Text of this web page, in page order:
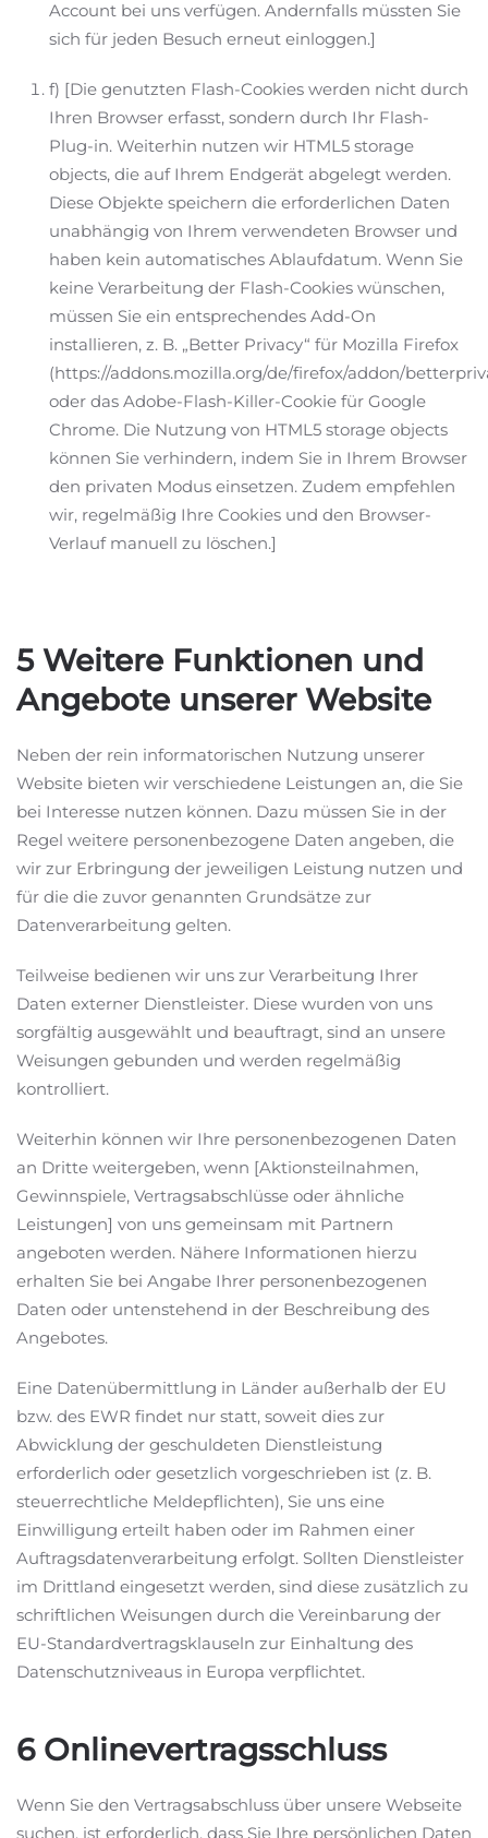
Account bei uns verfügen. Andernfalls müssten Sie
sich für jeden Besuch erneut einloggen.]
f) [Die genutzten Flash-Cookies werden nicht durch
Ihren Browser erfasst, sondern durch Ihr Flash-
Plug-in. Weiterhin nutzen wir HTML5 storage
objects, die auf Ihrem Endgerät abgelegt werden.
Diese Objekte speichern die erforderlichen Daten
unabhängig von Ihrem verwendeten Browser und
haben kein automatisches Ablaufdatum. Wenn Sie
keine Verarbeitung der Flash-Cookies wünschen,
müssen Sie ein entsprechendes Add-On
installieren, z. B. „Better Privacy“ für Mozilla Firefox
(https://addons.mozilla.org/de/firefox/addon/
oder das Adobe-Flash-Killer-Cookie für Google
Chrome. Die Nutzung von HTML5 storage objects
können Sie verhindern, indem Sie in Ihrem Browser
den privaten Modus einsetzen. Zudem empfehlen
wir, regelmäßig Ihre Cookies und den Browser-
Verlauf manuell zu löschen.]
5 Weitere Funktionen und
Angebote unserer Website
Neben der rein informatorischen Nutzung unserer
Website bieten wir verschiedene Leistungen an, die Sie
bei Interesse nutzen können. Dazu müssen Sie in der
Regel weitere personenbezogene Daten angeben, die
wir zur Erbringung der jeweiligen Leistung nutzen und
für die die zuvor genannten Grundsätze zur
Datenverarbeitung gelten.
Teilweise bedienen wir uns zur Verarbeitung Ihrer
Daten externer Dienstleister. Diese wurden von uns
sorgfältig ausgewählt und beauftragt, sind an unsere
Weisungen gebunden und werden regelmäßig
kontrolliert.
Weiterhin können wir Ihre personenbezogenen Daten
an Dritte weitergeben, wenn [Aktionsteilnahmen,
Gewinnspiele, Vertragsabschlüsse oder ähnliche
Leistungen] von uns gemeinsam mit Partnern
angeboten werden. Nähere Informationen hierzu
erhalten Sie bei Angabe Ihrer personenbezogenen
Daten oder untenstehend in der Beschreibung des
Angebotes.
Eine Datenübermittlung in Länder außerhalb der EU
bzw. des EWR findet nur statt, soweit dies zur
Abwicklung der geschuldeten Dienstleistung
erforderlich oder gesetzlich vorgeschrieben ist (z. B.
steuerrechtliche Meldepflichten), Sie uns eine
Einwilligung erteilt haben oder im Rahmen einer
Auftragsdatenverarbeitung erfolgt. Sollten Dienstleister
im Drittland eingesetzt werden, sind diese zusätzlich zu
schriftlichen Weisungen durch die Vereinbarung der
EU-Standardvertragsklauseln zur Einhaltung des
Datenschutzniveaus in Europa verpflichtet.
6 Onlinevertragsschluss
Wenn Sie den Vertragsabschluss über unsere Webseite
suchen, ist erforderlich, dass Sie Ihre persönlichen Daten